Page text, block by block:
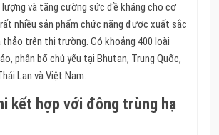
và tăng cường sức đề kháng cho cơ
rất nhiều sản phẩm chức năng được xuất sắc
thảo trên thị trường. Có khoảng 400 loài
phân bố chủ yếu tại Bhutan, Trung Quốc,
Lan và Việt Nam.
kết hợp với đông trùng hạ